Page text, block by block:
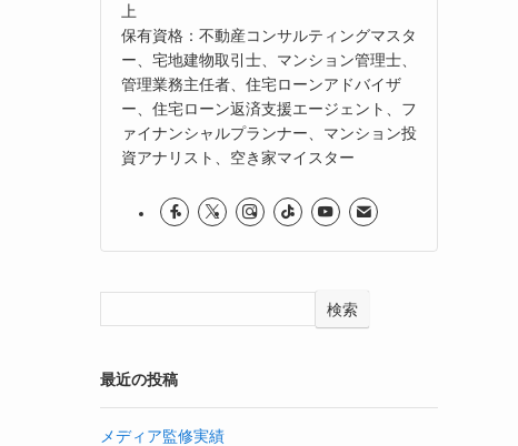
上
保有資格：不動産コンサルティングマスタ
ー、宅地建物取引士、マンション管理士、
管理業務主任者、住宅ローンアドバイザ
ー、住宅ローン返済支援エージェント、フ
ァイナンシャルプランナー、マンション投
資アナリスト、空き家マイスター
検索
最近の投稿
メディア監修実績